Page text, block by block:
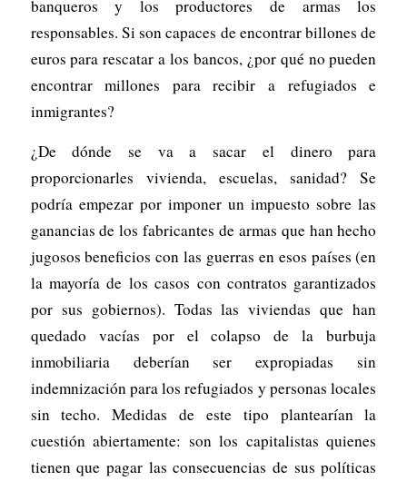
banqueros y los productores de armas los
responsables. Si son capaces de encontrar billones de
euros para rescatar a los bancos, ¿por qué no pueden
encontrar millones para recibir a refugiados e
inmigrantes?
¿De dónde se va a sacar el dinero para
proporcionarles vivienda, escuelas, sanidad? Se
podría empezar por imponer un impuesto sobre las
ganancias de los fabricantes de armas que han hecho
jugosos beneficios con las guerras en esos países (en
la mayoría de los casos con contratos garantizados
por sus gobiernos). Todas las viviendas que han
quedado vacías por el colapso de la burbuja
inmobiliaria deberían ser expropiadas sin
indemnización para los refugiados y personas locales
sin techo. Medidas de este tipo plantearían la
cuestión abiertamente: son los capitalistas quienes
tienen que pagar las consecuencias de sus políticas